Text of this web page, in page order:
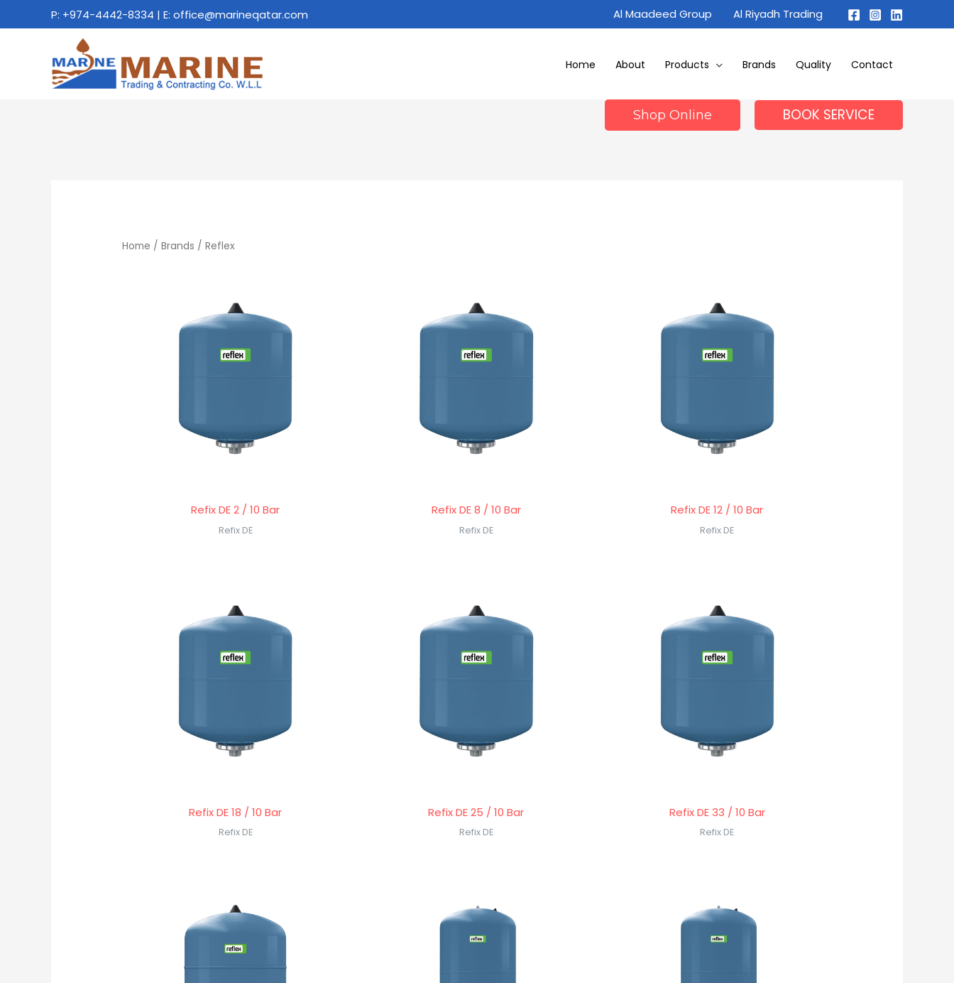
to
P: +974-4442-8334 | E: office@marineqatar.com Al Maadeed Group Al Riyadh Trading
Home About Products Brands Quality Contact
Shop Online BOOK SERVICE
Home /Brands / Reflex
Refix DE 2 / 10 Bar
Refix DE
Refix DE 8 / 10 Bar
Refix DE
Refix DE 12 / 10 Bar
Refix DE
Refix DE 18 / 10 Bar
Refix DE
Refix DE 25 / 10 Bar
Refix DE
Refix DE 33 / 10 Bar
Refix DE